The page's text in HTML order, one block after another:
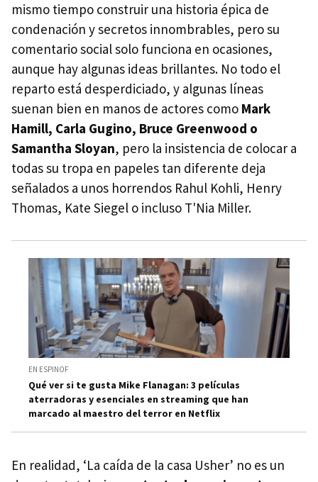
mismo tiempo construir una historia épica de
condenación y secretos innombrables, pero su
comentario social solo funciona en ocasiones,
aunque hay algunas ideas brillantes. No todo el
reparto está desperdiciado, y algunas líneas
suenan bien en manos de actores como Mark
Hamill, Carla Gugino, Bruce Greenwood o
Samantha Sloyan, pero la insistencia de colocar a
todas su tropa en papeles tan diferente deja
señalados a unos horrendos Rahul Kohli, Henry
Thomas, Kate Siegel o incluso T'Nia Miller.
EN ESPINOF
Qué ver si te gusta Mike Flanagan: 3 películas
aterradoras y esenciales en streaming que han
marcado al maestro del terror en Netflix
En realidad, ‘La caída de la casa Usher’ no es un